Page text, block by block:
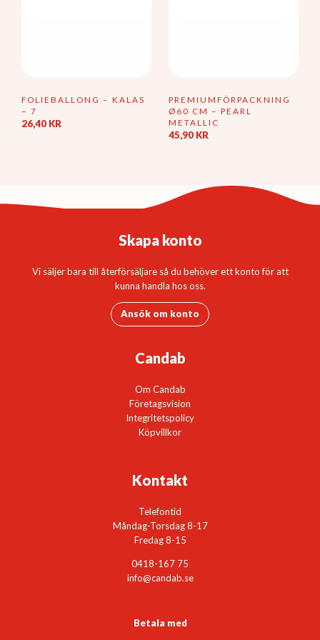
FOLIEBALLONG – KALAS
– 7
26,40 KR
PREMIUMFÖRPACKNING
Ø60 CM – PEARL
METALLIC
45,90 KR
Skapa konto
Vi säljer bara till återförsäljare så du behöver ett konto för att
kunna handla hos oss.
Ansök om konto
Candab
Om Candab
Företagsvision
Integritetspolicy
Köpvillkor
Kontakt
Telefontid
Måndag-Torsdag 8-17
Fredag 8-15
0418-167 75
info@candab.se
Betala med